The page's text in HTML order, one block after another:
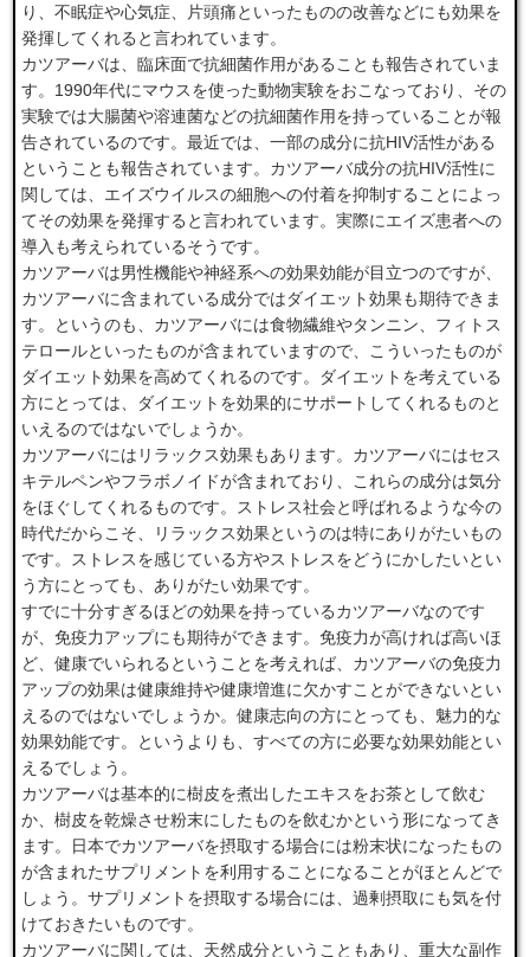
り、不眠症や心気症、片頭痛といったものの改善などにも効果を
発揮してくれると言われています。
カツアーバは、臨床面で抗細菌作用があることも報告されていま
す。1990年代にマウスを使った動物実験をおこなっており、その
実験では大腸菌や溶連菌などの抗細菌作用を持っていることが報
告されているのです。最近では、一部の成分に抗HIV活性がある
ということも報告されています。カツアーバ成分の抗HIV活性に
関しては、エイズウイルスの細胞への付着を抑制することによっ
てその効果を発揮すると言われています。実際にエイズ患者への
導入も考えられているそうです。
カツアーバは男性機能や神経系への効果効能が目立つのですが、
カツアーバに含まれている成分ではダイエット効果も期待できま
す。というのも、カツアーバには食物繊維やタンニン、フィトス
テロールといったものが含まれていますので、こういったものが
ダイエット効果を高めてくれるのです。ダイエットを考えている
方にとっては、ダイエットを効果的にサポートしてくれるものと
いえるのではないでしょうか。
カツアーバにはリラックス効果もあります。カツアーバにはセス
キテルペンやフラボノイドが含まれており、これらの成分は気分
をほぐしてくれるものです。ストレス社会と呼ばれるような今の
時代だからこそ、リラックス効果というのは特にありがたいもの
です。ストレスを感じている方やストレスをどうにかしたいとい
う方にとっても、ありがたい効果です。
すでに十分すぎるほどの効果を持っているカツアーバなのです
が、免疫力アップにも期待ができます。免疫力が高ければ高いほ
ど、健康でいられるということを考えれば、カツアーバの免疫力
アップの効果は健康維持や健康増進に欠かすことができないとい
えるのではないでしょうか。健康志向の方にとっても、魅力的な
効果効能です。というよりも、すべての方に必要な効果効能とい
えるでしょう。
カツアーバは基本的に樹皮を煮出したエキスをお茶として飲む
か、樹皮を乾燥させ粉末にしたものを飲むかという形になってき
ます。日本でカツアーバを摂取する場合には粉末状になったもの
が含まれたサプリメントを利用することになることがほとんどで
しょう。サプリメントを摂取する場合には、過剰摂取にも気を付
けておきたいものです。
カツアーバに関しては、天然成分ということもあり、重大な副作